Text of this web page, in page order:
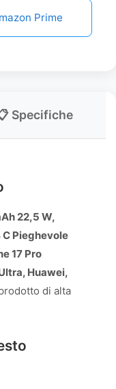
Prime
Specifiche
22,5 W,
C Pieghevole
17 Pro
Huawei,
di alta